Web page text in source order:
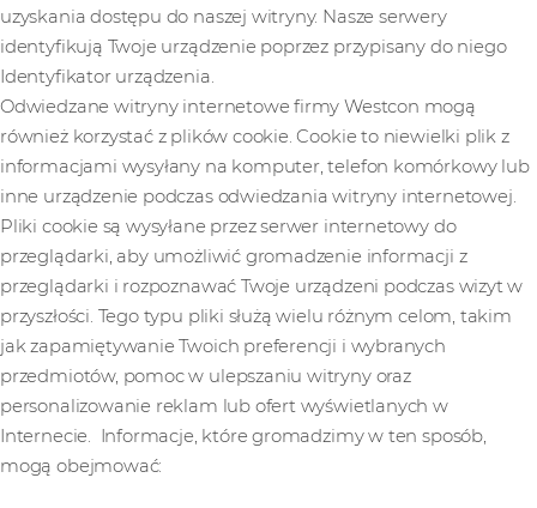
uzyskania dostępu do naszej witryny. Nasze serwery
identyfikują Twoje urządzenie poprzez przypisany do niego
Identyfikator urządzenia.
Odwiedzane witryny internetowe firmy Westcon mogą
również korzystać z plików cookie. Cookie to niewielki plik z
informacjami wysyłany na komputer, telefon komórkowy lub
inne urządzenie podczas odwiedzania witryny internetowej.
Pliki cookie są wysyłane przez serwer internetowy do
przeglądarki, aby umożliwić gromadzenie informacji z
przeglądarki i rozpoznawać Twoje urządzeni podczas wizyt w
przyszłości. Tego typu pliki służą wielu różnym celom, takim
jak zapamiętywanie Twoich preferencji i wybranych
przedmiotów, pomoc w ulepszaniu witryny oraz
personalizowanie reklam lub ofert wyświetlanych w
Internecie. Informacje, które gromadzimy w ten sposób,
mogą obejmować: